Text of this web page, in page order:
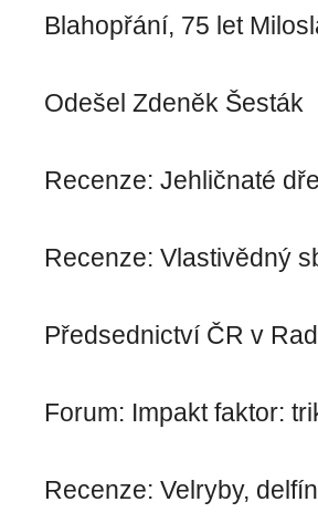
Blahopřání, 75 let
Odešel Zdeněk Šesták
Recenze: Jehličnaté
Recenze: Vlastivědný
Předsednictví ČR v
Forum: Impakt faktor:
Recenze: Velryby,